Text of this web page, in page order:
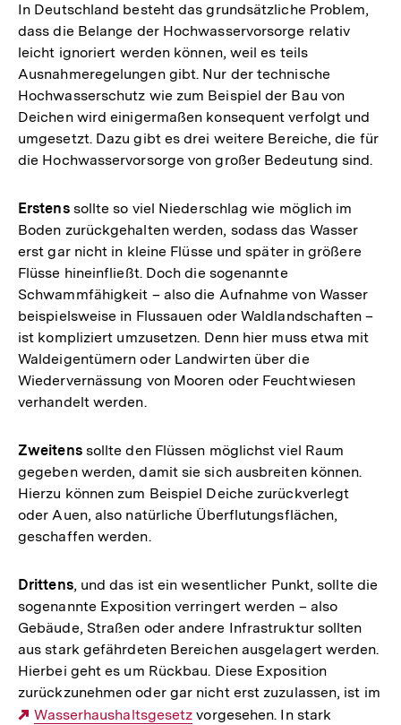
In Deutschland besteht das grundsätzliche Problem,
dass die Belange der Hochwasservorsorge relativ
leicht ignoriert werden können, weil es teils
Ausnahmeregelungen gibt. Nur der technische
Hochwasserschutz wie zum Beispiel der Bau von
Deichen wird einigermaßen konsequent verfolgt und
umgesetzt. Dazu gibt es drei weitere Bereiche, die für
die Hochwasservorsorge von großer Bedeutung sind.
Erstenssollte so viel Niederschlag wie möglich im
Boden zurückgehalten werden, sodass das Wasser
erst gar nicht in kleine Flüsse und später in größere
Flüsse hineinfließt. Doch die sogenannte
Schwammfähigkeit – also die Aufnahme von Wasser
beispielsweise in Flussauen oder Waldlandschaften –
ist kompliziert umzusetzen. Denn hier muss etwa mit
Waldeigentümern oder Landwirten über die
Wiedervernässung von Mooren oder Feuchtwiesen
verhandelt werden.
Zweitenssollte den Flüssen möglichst viel Raum
gegeben werden, damit sie sich ausbreiten können.
Hierzu können zum Beispiel Deiche zurückverlegt
oder Auen, also natürliche Überflutungsflächen,
geschaffen werden.
Drittens, und das ist ein wesentlicher Punkt, sollte die
sogenannte Exposition verringert werden – also
Gebäude, Straßen oder andere Infrastruktur sollten
aus stark gefährdeten Bereichen ausgelagert werden.
Hierbei geht es um Rückbau. Diese Exposition
zurückzunehmen oder gar nicht erst zuzulassen, ist im
Externer
Wasserhaushaltsgesetz vorgesehen. In stark